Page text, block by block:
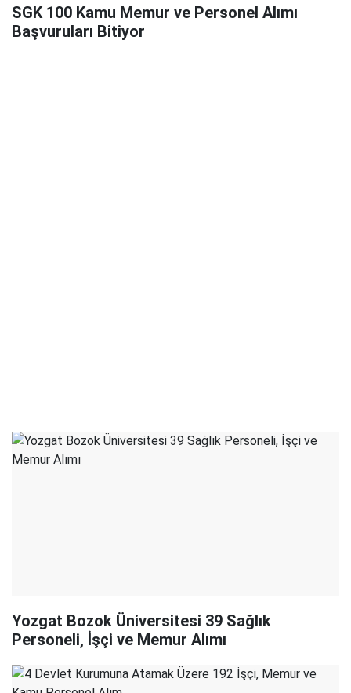
SGK 100 Kamu Memur ve Personel Alımı
Başvuruları Bitiyor
Yozgat Bozok Üniversitesi 39 Sağlık
Personeli, İşçi ve Memur Alımı